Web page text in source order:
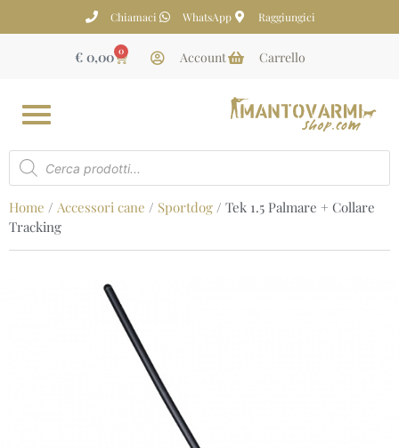
Chiamaci WhatsApp Raggiungici
€0,00 0 Account Carrello
Home / Accessori cane / Sportdog / Tek 1.5 Palmare + Collare
Tracking